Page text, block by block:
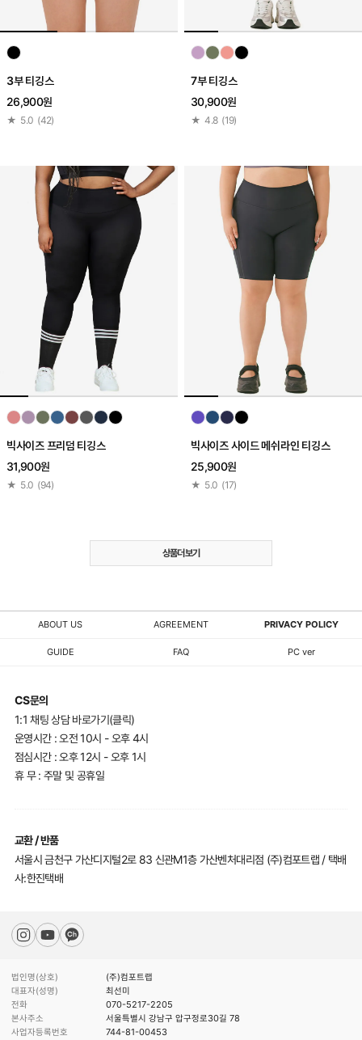
3부 티깅스
26,900원
★ 5.0 (42)
7부 티깅스
30,900원
★ 4.8 (19)
빅사이즈 프리덤 티깅스
31,900원
★ 5.0 (94)
빅사이즈 사이드 메쉬라인 티깅스
25,900원
★ 5.0 (17)
상품더보기
ABOUT US AGREEMENT PRIVACY POLICY
GUIDE FAQ PC ver
CS문의
1:1 채팅 상담 바로가기(클릭)
운영시간 : 오전 10시 - 오후 4시
점심시간 : 오후 12시 - 오후 1시
휴 무 : 주말 및 공휴일
교환 / 반품
서울시 금천구 가산디지털2로 83 신관M1층 가산벤처대리점 (주)컴포트랩 / 택배
사:한진택배
법인명(상호)
(주)컴포트랩
대표자(성명)
최선미
전화
070-5217-2205
본사주소
서울특별시 강남구 압구정로30길 78
사업자등록번호
744-81-00453